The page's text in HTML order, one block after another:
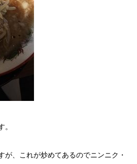
。
が、これが炒めてあるのでニンニク・